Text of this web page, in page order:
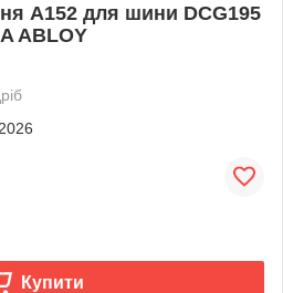
A152 для шини DCG195
ABLOY
Купити